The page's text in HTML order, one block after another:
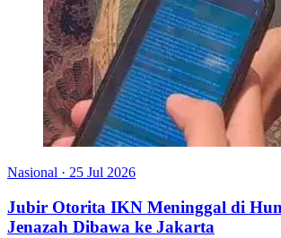
Nasional · 25 Jul 2026
Jubir Otorita IKN Meninggal di
Jenazah Dibawa ke Jakarta